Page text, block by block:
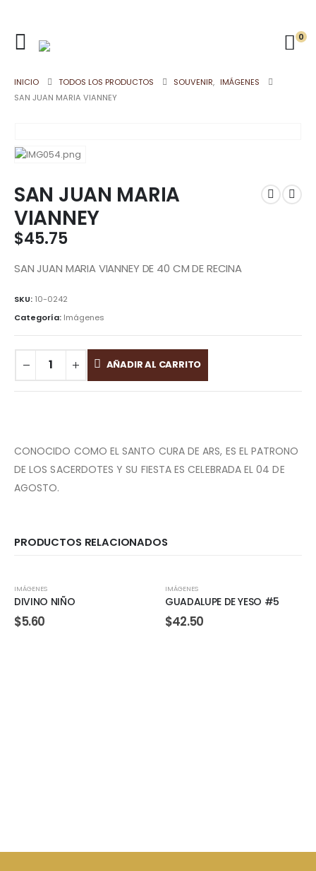
0
INICIO TODOS LOS PRODUCTOS SOUVENIR, IMÁGENES
SAN JUAN MARIA VIANNEY
SAN JUAN MARIA
VIANNEY
$45.75
SAN JUAN MARIA VIANNEY DE 40 CM DE RECINA
SKU: 10-0242
Categoría: Imágenes
AÑADIR AL CARRITO
CONOCIDO COMO EL SANTO CURA DE ARS, ES EL PATRONO
DE LOS SACERDOTES Y SU FIESTA ES CELEBRADA EL 04 DE
AGOSTO.
PRODUCTOS RELACIONADOS
IMÁGENES
DIVINO NIÑO
$5.60
IMÁGENES
GUADALUPE DE YESO #5
$42.50